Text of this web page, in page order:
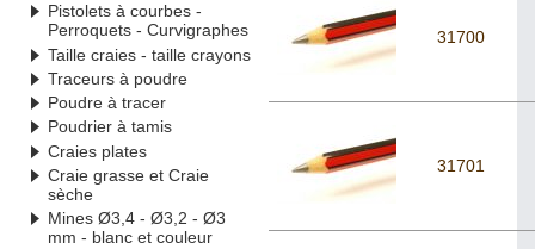
Pistolets à courbes -
Perroquets - Curvigraphes
Taille craies - taille crayons
Traceurs à poudre
Poudre à tracer
Poudrier à tamis
Craies plates
Craie grasse et Craie
sèche
Mines Ø3,4 - Ø3,2 - Ø3
mm - blanc et couleur
31700
31701